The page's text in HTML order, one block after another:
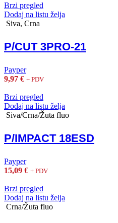
Brzi pregled
Dodaj na listu želja
Siva, Crna
P/CUT 3PRO-21
Payper
9,97 € + PDV
Brzi pregled
Dodaj na listu želja
Siva/Crna/Žuta fluo
P/IMPACT 18ESD
Payper
15,09 € + PDV
Brzi pregled
Dodaj na listu želja
Crna/Žuta fluo